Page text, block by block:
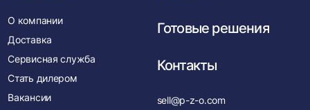
О компании
Доставка
Сервисная служба
Стать дилером
Вакансии
Готовые решения
Контакты
sell@p-z-o.com